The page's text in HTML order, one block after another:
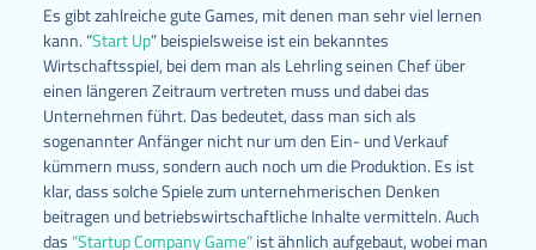
Es gibt zahlreiche gute Games, mit denen man sehr viel lernen
kann. “Start Up” beispielsweise ist ein bekanntes
Wirtschaftsspiel, bei dem man als Lehrling seinen Chef über
einen längeren Zeitraum vertreten muss und dabei das
Unternehmen führt. Das bedeutet, dass man sich als
sogenannter Anfänger nicht nur um den Ein- und Verkauf
kümmern muss, sondern auch noch um die Produktion. Es ist
klar, dass solche Spiele zum unternehmerischen Denken
beitragen und betriebswirtschaftliche Inhalte vermitteln. Auch
das “Startup Company Game”ist ähnlich aufgebaut, wobei man